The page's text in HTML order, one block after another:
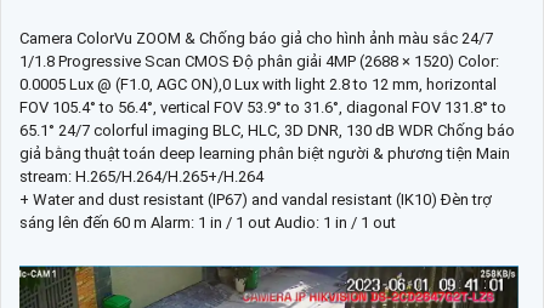
Camera ColorVu ZOOM & Chống báo giả cho hình ảnh màu sắc 24/7
1/1.8 Progressive Scan CMOS Độ phân giải 4MP (2688 × 1520) Color:
0.0005 Lux @ (F1.0, AGC ON),0 Lux with light 2.8 to 12 mm, horizontal
FOV 105.4° to 56.4°, vertical FOV 53.9° to 31.6°, diagonal FOV 131.8° to
65.1° 24/7 colorful imaging BLC, HLC, 3D DNR, 130 dB WDR Chống báo
giả bằng thuật toán deep learning phân biệt người & phương tiện Main
stream: H.265/H.264/H.265+/H.264
+ Water and dust resistant (IP67) and vandal resistant (IK10) Đèn trợ
sáng lên đến 60 m Alarm: 1 in / 1 out Audio: 1 in / 1 out